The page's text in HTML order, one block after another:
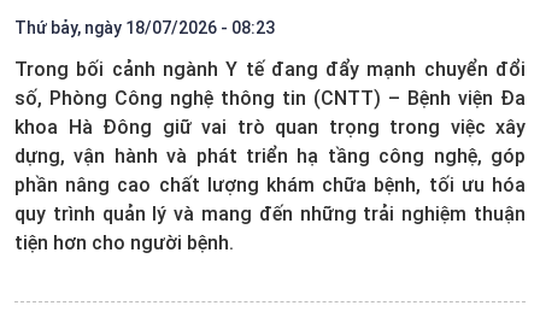
Thứ bảy, ngày 18/07/2026 - 08:23
Trong bối cảnh ngành Y tế đang đẩy mạnh chuyển đổi
số, Phòng Công nghệ thông tin (CNTT) – Bệnh viện Đa
khoa Hà Đông giữ vai trò quan trọng trong việc xây
dựng, vận hành và phát triển hạ tầng công nghệ, góp
phần nâng cao chất lượng khám chữa bệnh, tối ưu hóa
quy trình quản lý và mang đến những trải nghiệm thuận
tiện hơn cho người bệnh.